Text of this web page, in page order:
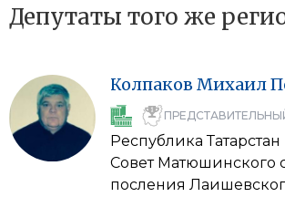
Депутаты того же
Колпаков Михаил
Республика Татарстан
Совет Матюшинского
посления